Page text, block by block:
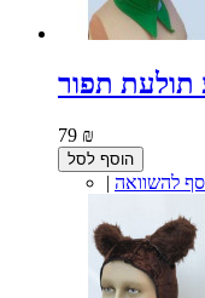
תולעת תפור
79 ₪
הוסף לסל
| להשוואה